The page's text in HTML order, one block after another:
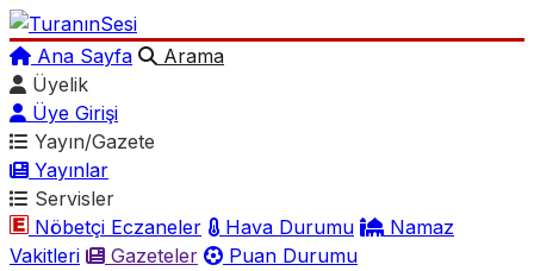
Ana Sayfa
Arama
Üyelik
Üye Girişi
Yayın/Gazete
Yayınlar
Servisler
Nöbetçi Eczaneler
Hava Durumu
Namaz
Vakitleri
Gazeteler
Puan Durumu